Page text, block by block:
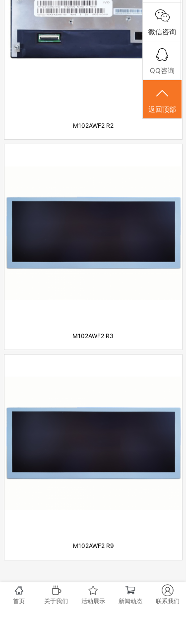
微信咨询
QQ咨询
返回顶部
M102AWF2 R2
M102AWF2 R3
M102AWF2 R9
1页4条
首页 关于我们 活动展示 新闻动态 联系我们